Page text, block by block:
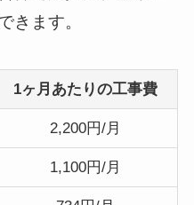
きます。
1ヶ月あたりの工事費
2,200円/月
1,100円/月